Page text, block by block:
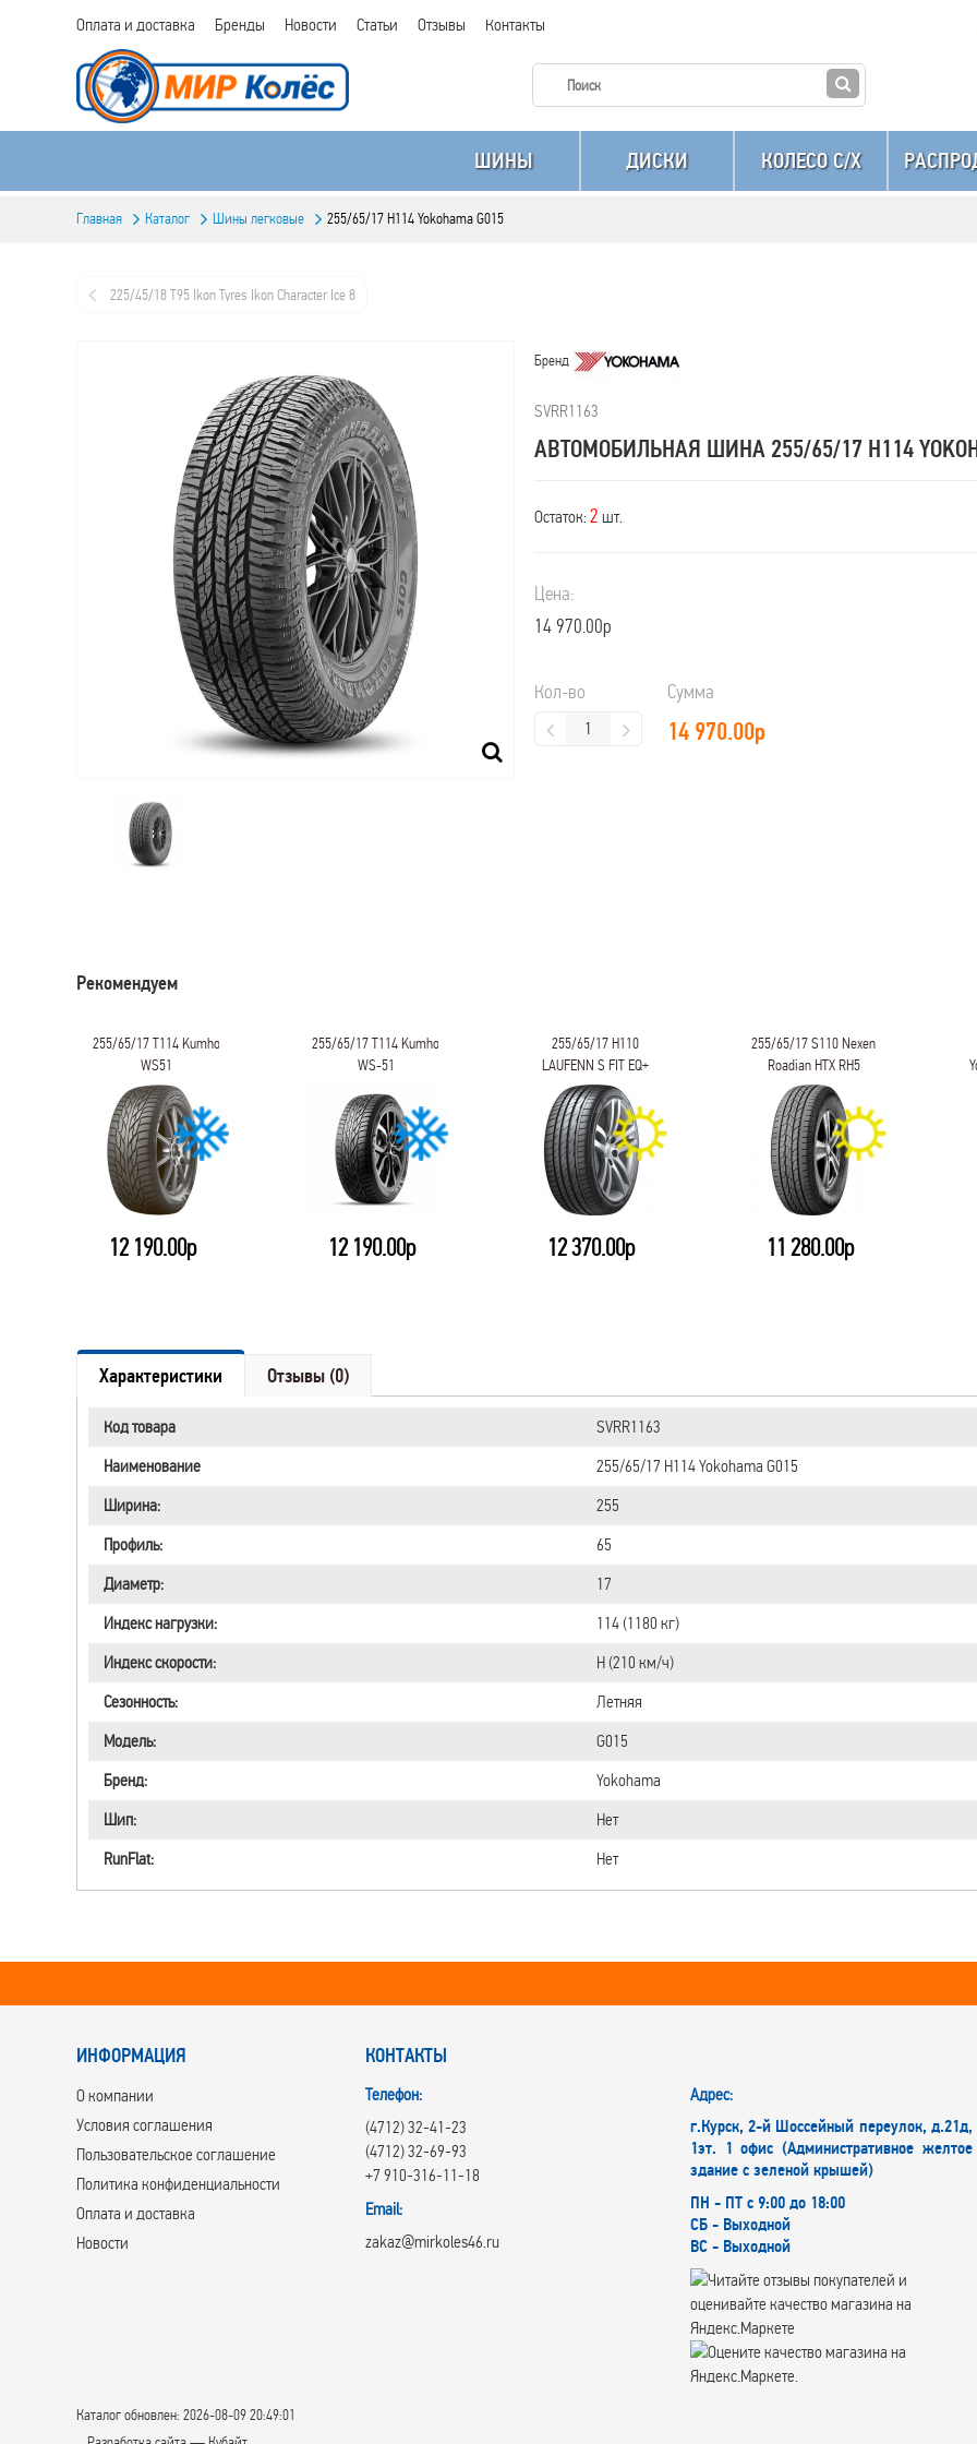
Оплата и доставка Бренды Новости Статьи Отзывы Контакты
ШИНЫ ДИСКИ КОЛЕСО C/X
Главная Каталог Шины легковые 255/65/17 H114 Yokohama G015
225/45/18 T95 Ikon Tyres Ikon Character Ice 8
Бренд
SVRR1163
АВТОМОБИЛЬНАЯ ШИНА 255/65/17 H114
Остаток: 2 шт.
Цена:
14 970.00р
Кол-во Сумма
14 970.00р
Рекомендуем
255/65/17 T114 Kumho
WS51
12 190.00р
255/65/17 T114 Kumho
WS-51
12 190.00р
255/65/17 H110
LAUFENN S FIT EQ+
LK01
12 370.00р
255/65/17 S110 Nexen
Roadian HTX RH5
11 280.00р
Характеристики Отзывы (0)
Код товара
SVRR1163
Наименование
255/65/17 H114 Yokohama G015
Ширина:
255
Профиль:
65
Диаметр:
17
Индекс нагрузки:
114 (1180 кг)
Индекс скорости:
H (210 км/ч)
Сезонность:
Летняя
Модель:
G015
Бренд:
Yokohama
Шип:
Нет
RunFlat:
Нет
ИНФОРМАЦИЯ
О компании
Условия соглашения
Пользовательское соглашение
Политика конфиденциальности
Оплата и доставка
Новости
КОНТАКТЫ
Телефон:
(4712) 32-41-23
(4712) 32-69-93
+7 910-316-11-18
Email:
zakaz@mirkoles46.ru
Адрес:
г.Курск, 2-й Шоссейный переулок, д.21д,
1эт. 1 офис (Административное желтое
здание с зеленой крышей)
ПН - ПТ с 9:00 до 18:00
СБ - Выходной
ВС - Выходной
Каталог обновлен: 2026-08-09 20:49:01